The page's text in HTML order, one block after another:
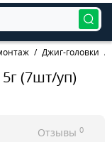
Джиг-головки
(7шт/уп)
Отзывы 0